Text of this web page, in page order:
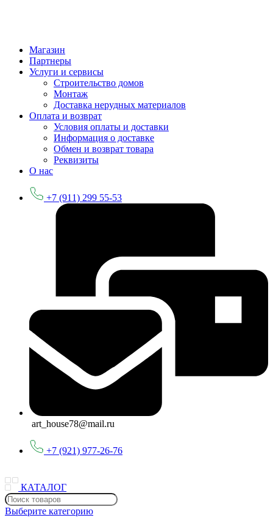
Магазин
Партнеры
Услуги и сервисы
Строительство домов
Монтаж
Доставка нерудных материалов
Оплата и возврат
Условия оплаты и доставки
Информация о доставке
Обмен и возврат товара
Реквизиты
О нас
+7 (911) 299 55-53
art_house78@mail.ru
+7 (921) 977-26-76
КАТАЛОГ
Выберите категорию